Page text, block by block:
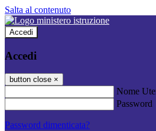
Salta al contenuto
Accedi
Accedi
button close ×
Nome
Password
Password dimenticata?